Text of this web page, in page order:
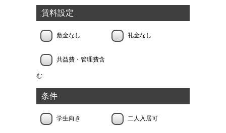
賃料設定
敷金なし 礼金なし
共益費・管理費含
む
条件
学生向き 二人入居可